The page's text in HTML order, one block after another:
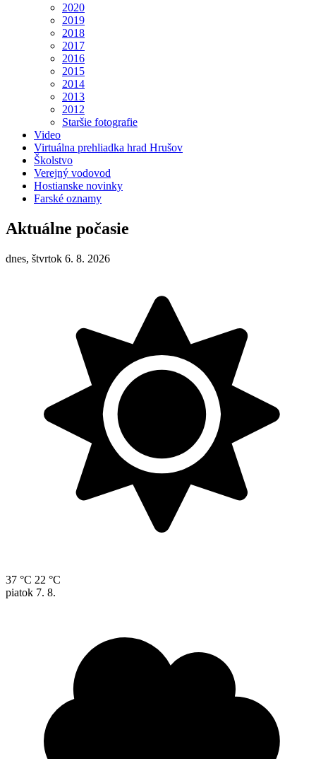
2020
2019
2018
2017
2016
2015
2014
2013
2012
Staršie fotografie
Video
Virtuálna prehliadka hrad Hrušov
Školstvo
Verejný vodovod
Hostianske novinky
Farské oznamy
Aktuálne počasie
dnes, štvrtok 6. 8. 2026
37 °C 22 °C
piatok 7. 8.